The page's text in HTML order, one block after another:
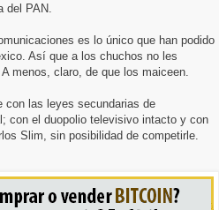
del PAN.
es lo único que han podido
Así que a los chuchos no les
menos, claro, de que los maiceen.
con las leyes secundarias de
con el duopolio televisivo intacto y con
Slim, sin posibilidad de competirle.